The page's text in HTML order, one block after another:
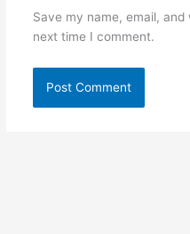
Save my name, email,
next time I comment.